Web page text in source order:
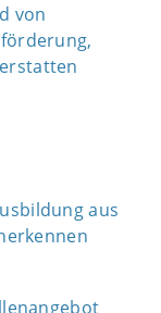
von
aus